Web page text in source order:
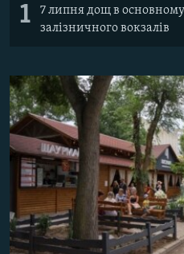
1
7 липня дощ в
залізничного вокзалів